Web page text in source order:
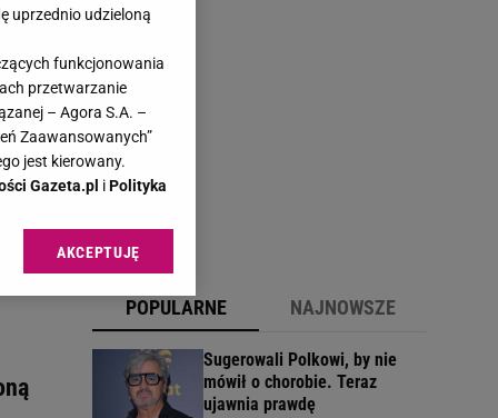
POPULARNE NAJNOWSZE
Sugerowali Polkowi, by nie
mówił o chorobie. Teraz
ujawnia prawdę
uprzednio udzieloną
funkcjonowania
przetwarzanie
– Agora S.A. –
Zaawansowanych”
jest kierowany.
Gazeta.pl iPolityka
sp. z o.o., jej
danych poprzez
Zmiana ustawień
AKCEPTUJĘ